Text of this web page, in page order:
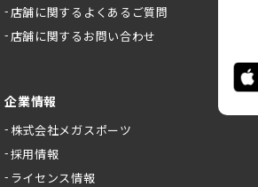
店舗に関するよくあるご質問
店舗に関するお問い合わせ
企業情報
株式会社メガスポーツ
採用情報
ライセンス情報